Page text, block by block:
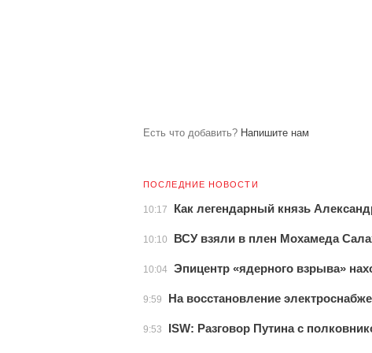
Есть что добавить? Напишите нам
ПОСЛЕДНИЕ НОВОСТИ
10:17 Как легендарный князь
10:10 ВСУ взяли в плен Мохамеда
10:04 Эпицентр «ядерного взрыва»
9:59 На восстановление
9:53 ISW: Разговор Путина с